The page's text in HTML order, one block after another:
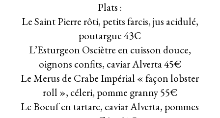
Plats :
Le Saint Pierre rôti, petits farcis, jus acidulé,
poutargue 43€
L’Esturgeon Osciètre en cuisson douce,
oignons confits, caviar Alverta 45€
Le Merus de Crabe Impérial « façon lobster
roll », céleri, pomme granny 55€
Le Boeuf en tartare, caviar Alverta, pommes